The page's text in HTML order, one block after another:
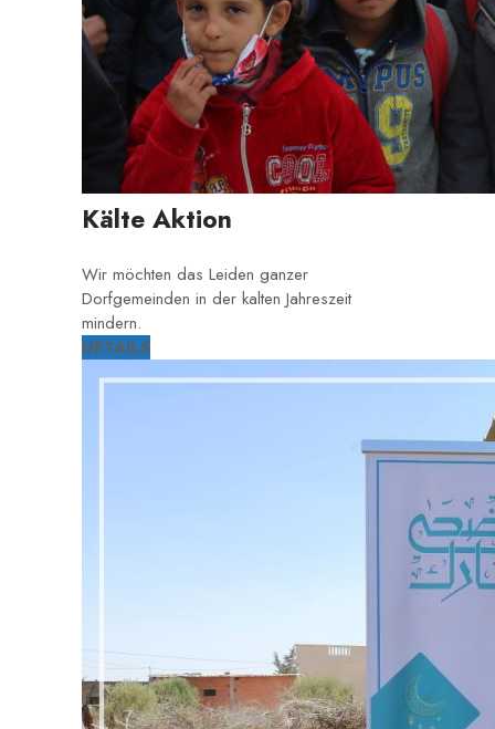
Kälte Aktion
Wir möchten das Leiden ganzer
Dorfgemeinden in der kalten Jahreszeit
mindern.
DETAILS